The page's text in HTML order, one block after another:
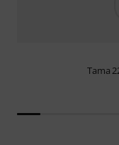
Tama